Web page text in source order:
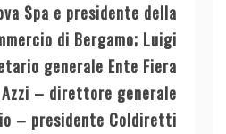
Spa e presidente della
di Bergamo; Luigi
generale Ente Fiera
Azzi – direttore generale
– presidente Coldiretti